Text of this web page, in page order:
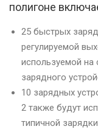
полигоне
25 быстрых
регулируемой
используемой
зарядного
10 зарядных
2 также будут
типичной